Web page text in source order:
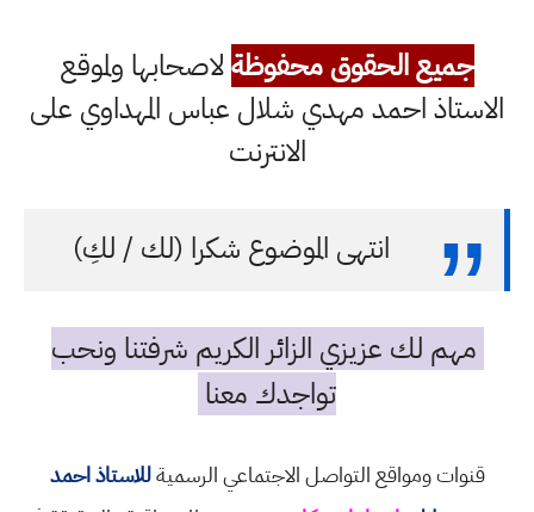
جميع الحقوق محفوظةلاصحابها ولموقع
الاستاذ احمد مهدي شلال عباس المهداوي على
الانترنت
انتهى الموضوع شكرا (لك / لكِ)
مهم لك عزيزي الزائر الكريم شرفتنا ونحب
تواجدك معنا
قنوات ومواقع التواصل الاجتماعي الرسميةللاستاذ احمد